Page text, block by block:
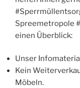
Spreemetropole
einen Überblick:
Unser
Kein
Möbeln.